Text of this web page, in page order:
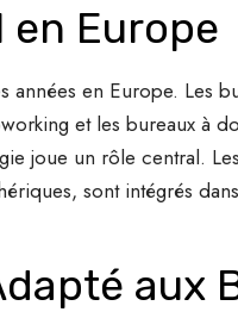
en Europe
en Europe. Les
et les bureaux à
joue un rôle central.
sont intégrés
aux